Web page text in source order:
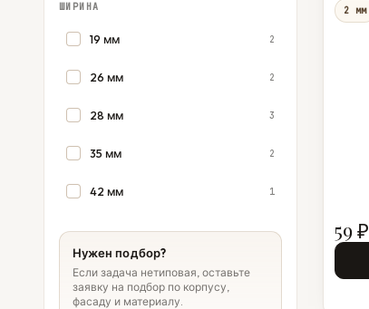
ШИРИНА
19 мм 2
26 мм 2
28 мм 3
35 мм 2
42 мм 1
Нужен подбор?
Если задача нетиповая, оставьте
заявку на подбор по корпусу,
фасаду и материалу.
2 мм
59 ₽